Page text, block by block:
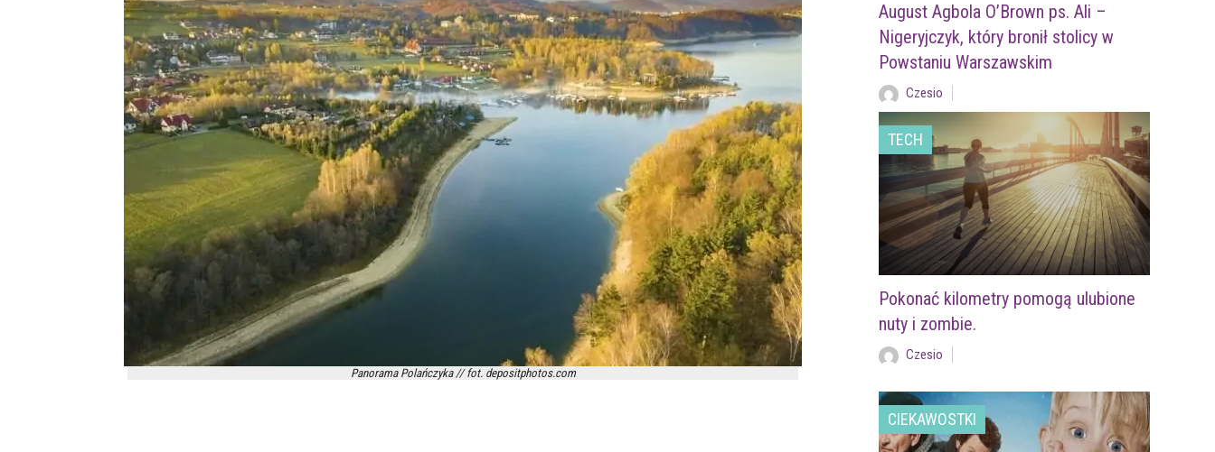
Panorama Polańczyka // fot. depositphotos.com
August Agbola O’Brown ps. Ali –
Nigeryjczyk, który bronił stolicy w
Powstaniu Warszawskim
Czesio
TECH
Pokonać kilometry pomogą ulubione
nuty i zombie.
Czesio
CIEKAWOSTKI